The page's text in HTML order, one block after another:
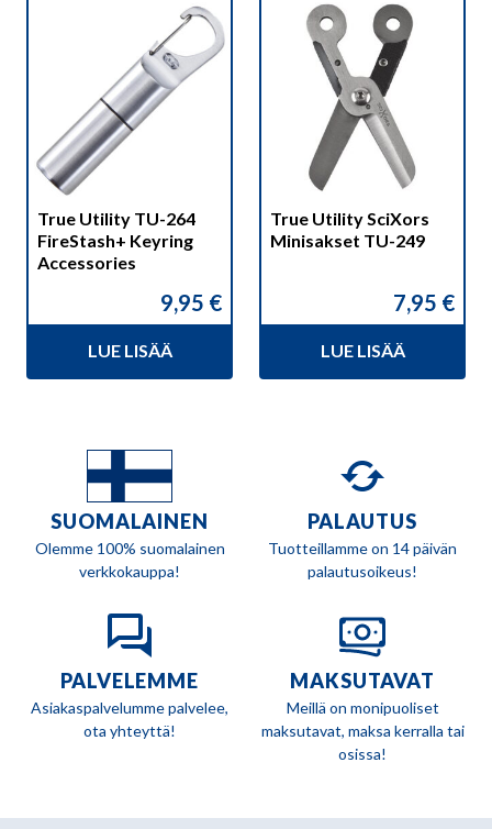
True Utility TU-264
FireStash+ Keyring
Accessories
9,95 €
LUE LISÄÄ
True Utility SciXors
Minisakset TU-249
7,95 €
LUE LISÄÄ
SUOMALAINEN
Olemme 100% suomalainen
verkkokauppa!
PALAUTUS
Tuotteillamme on 14 päivän
palautusoikeus!
PALVELEMME
Asiakaspalvelumme palvelee,
ota yhteyttä!
MAKSUTAVAT
Meillä on monipuoliset
maksutavat, maksa kerralla tai
osissa!